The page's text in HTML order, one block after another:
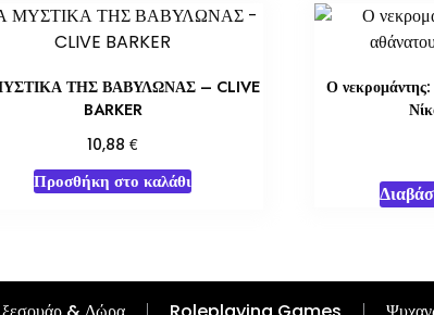
ΤΗΣ ΒΑΒΥΛΩΝΑΣ – CLIVE
BARKER
10,88€
Προσθήκη στο καλάθι
Ο